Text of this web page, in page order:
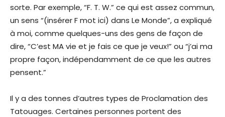
sorte. Par exemple, “F. T. W.” ce qui est assez commun,
un sens “(insérer F mot ici) dans Le Monde”, a expliqué
à moi, comme quelques-uns des gens de façon de
dire, “C’est MA vie et je fais ce que je veux!” ou “j’ai ma
propre façon, indépendamment de ce que les autres
pensent.”
Il y a des tonnes d’autres types de Proclamation des
Tatouages. Certaines personnes portent des